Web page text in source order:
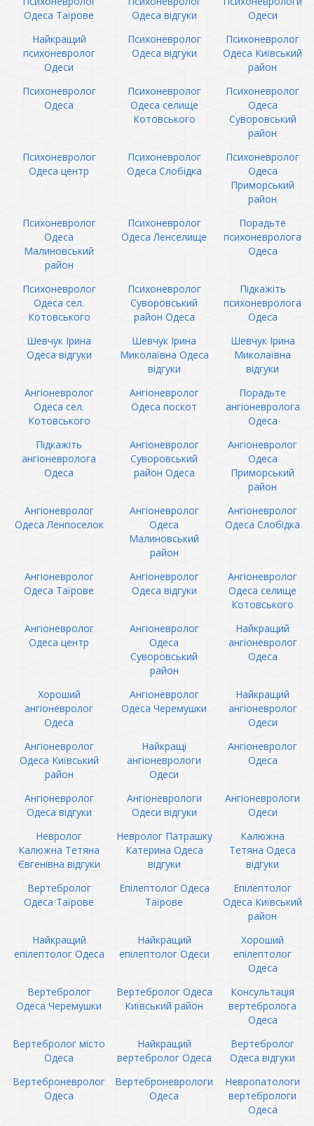
Одеса Таїрове
Одеса відгуки
Одеси
Найкращий
психоневролог
Одеси
Психоневролог
Одеса відгуки
Психоневролог
Одеса Київський
район
Психоневролог
Одеса
Психоневролог
Одеса селище
Котовського
Психоневролог
Одеса
Суворовський
район
Психоневролог
Одеса центр
Психоневролог
Одеса Слобідка
Психоневролог
Одеса
Приморський
район
Психоневролог
Одеса
Малиновський
район
Психоневролог
Одеса Ленселище
Порадьте
психоневролога
Одеса
Психоневролог
Одеса сел.
Котовського
Психоневролог
Суворовський
район Одеса
Підкажіть
психоневролога
Одеса
Шевчук Ірина
Одеса відгуки
Шевчук Ірина
Миколаївна Одеса
відгуки
Шевчук Ірина
Миколаївна
відгуки
Ангіоневролог
Одеса сел.
Котовського
Ангіоневролог
Одеса поскот
Порадьте
ангіоневролога
Одеса
Підкажіть
ангіоневролога
Одеса
Ангіоневролог
Суворовський
район Одеса
Ангіоневролог
Одеса
Приморський
район
Ангіоневролог
Одеса Ленпоселок
Ангіоневролог
Одеса
Малиновський
район
Ангіоневролог
Одеса Слобідка
Ангіоневролог
Одеса Таїрове
Ангіоневролог
Одеса відгуки
Ангіоневролог
Одеса селище
Котовського
Ангіоневролог
Одеса центр
Ангіоневролог
Одеса
Суворовський
район
Найкращий
ангіоневролог
Одеса
Хороший
ангіоневролог
Одеса
Ангіоневролог
Одеса Черемушки
Найкращий
ангіоневролог
Одеси
Ангіоневролог
Одеса Київський
район
Найкращі
ангіоневрологи
Одеси
Ангіоневролог
Одеса
Ангіоневролог
Одеса відгуки
Ангіоневрологи
Одеси відгуки
Ангіоневрологи
Одеси
Невролог
Калюжна Тетяна
Євгенівна відгуки
Невролог Патрашку
Катерина Одеса
відгуки
Калюжна
Тетяна Одеса
відгуки
Вертебролог
Одеса Таїрове
Епілептолог Одеса
Таїрове
Епілептолог
Одеса Київський
район
Найкращий
епілептолог Одеса
Найкращий
епілептолог Одеси
Хороший
епілептолог
Одеса
Вертебролог
Одеса Черемушки
Вертебролог Одеса
Київський район
Консультація
вертебролога
Одеса
Вертебролог місто
Одеса
Найкращий
вертебролог Одеса
Вертебролог
Одеса відгуки
Вертеброневролог
Одеса
Вертеброневрологи
Одеса
Невропатологи
вертебрологи
Одеса